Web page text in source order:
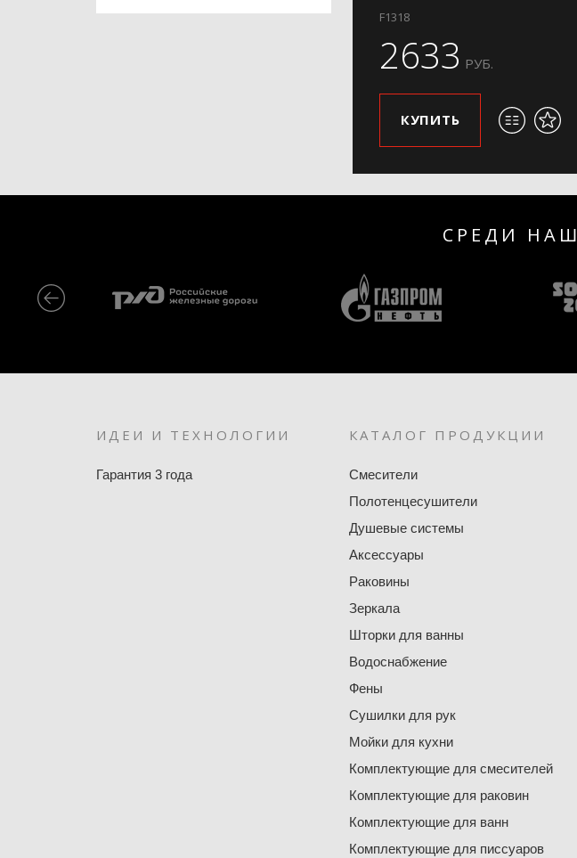
F1318
2633 РУБ.
КУПИТЬ
СРЕДИ
ИДЕИ И ТЕХНОЛОГИИ
Гарантия 3 года
КАТАЛОГ ПРОДУКЦИИ
Смесители
Полотенцесушители
Душевые системы
Аксессуары
Раковины
Зеркала
Шторки для ванны
Водоснабжение
Фены
Сушилки для рук
Мойки для кухни
Комплектующие для смесителей
Комплектующие для раковин
Комплектующие для ванн
Комплектующие для писсуаров